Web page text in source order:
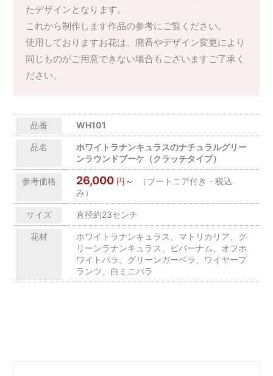
たデザインとなります。
これから制作します作品の参考にご覧ください。
使用しておりますお花は、廃番やデザイン変更により
同じものがご用意できない場合もございますご了承く
ださい。
品番 WH101
品名
ホワイトラナンキュラスのナチュラルグリー
ンラウンドブーケ（クラッチタイプ）
参考価格 26,000 円～
（ブートニア付き・税込
み）
サイズ 直径約23センチ
花材
ホワイトラナンキュラス、マトリカリア、グ
リーンラナンキュラス、ビバーナム、オフホ
ワイトバラ、グリーンガーベラ、ワイヤープ
ランツ、白ミニバラ